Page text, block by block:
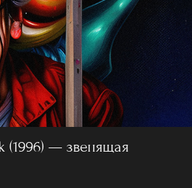
(1996) — звенящая